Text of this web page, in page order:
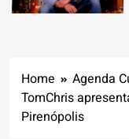
Home
Agenda
TomChris
Pirenópolis